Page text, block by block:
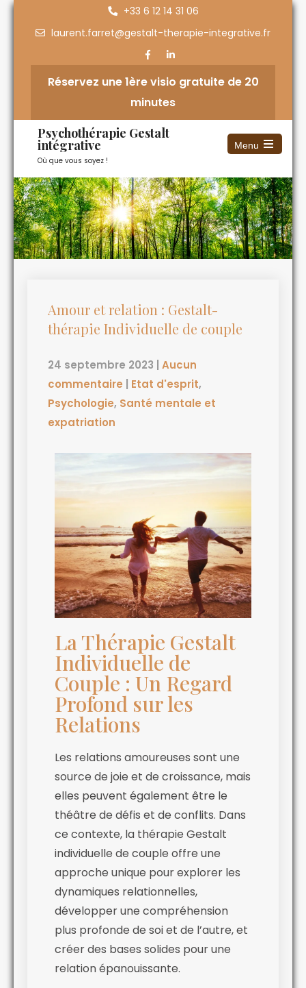
+33 6 12 14 31 06
laurent.farret@gestalt-therapie-integrative.fr
Réservez une 1ère visio gratuite de 20
minutes
Psychothérapie Gestalt
intégrative
Où que vous soyez !
Menu
Amour et relation : Gestalt-
thérapie Individuelle de couple
24 septembre 2023
Aucun
commentaire
Etat d'esprit,
Psychologie, Santé mentale et
expatriation
La Thérapie Gestalt
Individuelle de
Couple : Un Regard
Profond sur les
Relations
Les relations amoureuses sont une
source de joie et de croissance, mais
elles peuvent également être le
théâtre de défis et de conflits. Dans
ce contexte, la thérapie Gestalt
individuelle de couple offre une
approche unique pour explorer les
dynamiques relationnelles,
développer une compréhension
plus profonde de soi et de l’autre, et
créer des bases solides pour une
relation épanouissante.